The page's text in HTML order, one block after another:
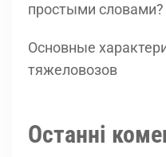
простыми словами?
Основные
тяжеловозов
Останні